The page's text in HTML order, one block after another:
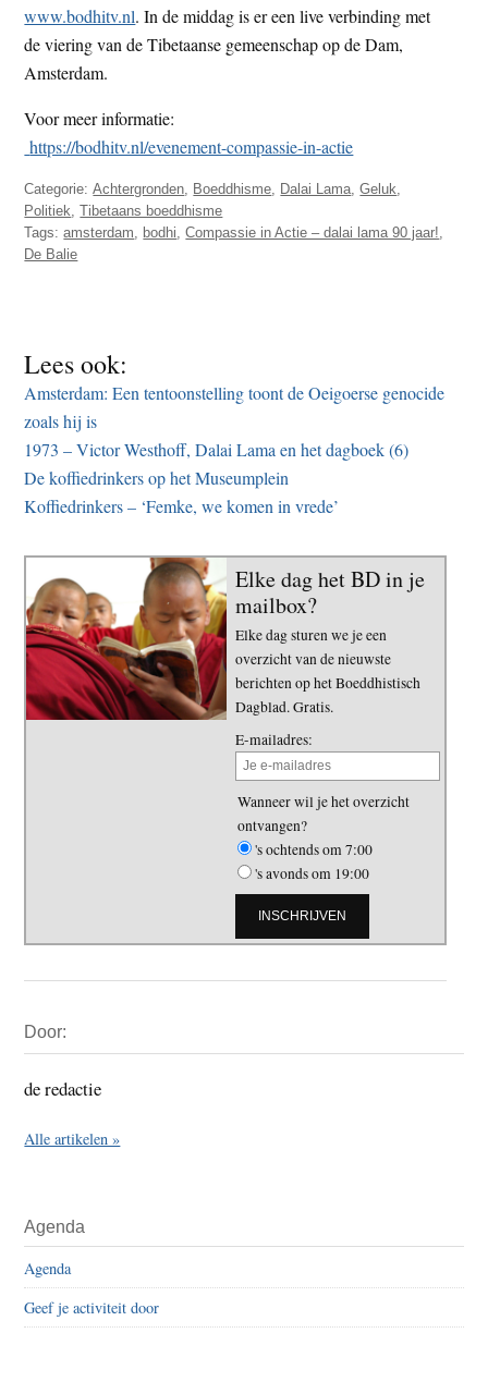
www.bodhitv.nl. In de middag is er een live verbinding met
de viering van de Tibetaanse gemeenschap op de Dam,
Amsterdam.
Voor meer informatie:
https://bodhitv.nl/evenement-compassie-in-actie
Categorie:Achtergronden Boeddhisme Dalai Lama ,Geluk
Politiek ,Tibetaans boeddhisme
Tags:amsterdam bodhi ,Compassie in Actie – dalai lama 90 jaar!
De Balie
Lees ook:
Amsterdam: Een tentoonstelling toont de Oeigoerse genocide
zoals hij is
1973 – Victor Westhoff, Dalai Lama en het dagboek (6)
De koffiedrinkers op het Museumplein
Koffiedrinkers – ‘Femke, we komen in vrede’
Elke dag het BD in je
mailbox?
Elke dag sturen we je een
overzicht van de nieuwste
berichten op het Boeddhistisch
Dagblad. Gratis.
E-mailadres:
Wanneer wil je het overzicht
ontvangen?
's ochtends om 7:00
's avonds om 19:00
Sidebar
Door:
de redactie
Alle artikelen »
Agenda
Agenda
Geef je activiteit door